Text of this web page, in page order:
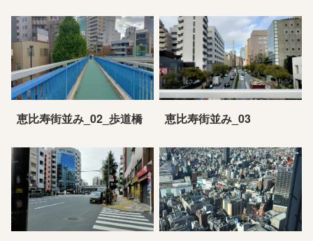
恵比寿街並み_02_歩道橋 恵比寿街並み_03